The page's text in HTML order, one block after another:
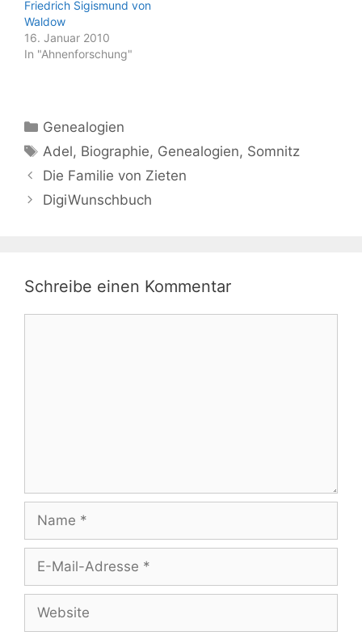
Friedrich Sigismund von
Waldow
16. Januar 2010
In "Ahnenforschung"
Kategorien
Genealogien
Schlagwörter
Adel, Biographie, Genealogien, Somnitz
Die Familie von Zieten
DigiWunschbuch
Schreibe einen Kommentar
Mail-
Adresse